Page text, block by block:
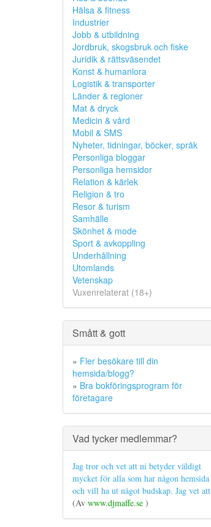
Hälsa & fitness
Industrier
Jobb & utbildning
Jordbruk, skogsbruk och fiske
Juridik & rättsväsendet
Konst & humaniora
Logistik & transporter
Länder & regioner
Mat & dryck
Medicin & vård
Mobil & SMS
Nyheter, tidningar, böcker, språk
Personliga bloggar
Personliga hemsidor
Relation & kärlek
Religion & tro
Resor & turism
Samhälle
Skönhet & mode
Sport & avkoppling
Underhållning
Utomlands
Vetenskap
Vuxenrelaterat (18+)
Smått & gott
» Fler besökare till din
hemsida/blogg?
» Bra bokföringsprogram för
företagare
Vad tycker medlemmar?
Jag tror och vet att ni betyder väldigt
mycket för alla som har någon hemsida
och vill ha ut något budskap. Jag vet att
(Av www.djmaffe.se )